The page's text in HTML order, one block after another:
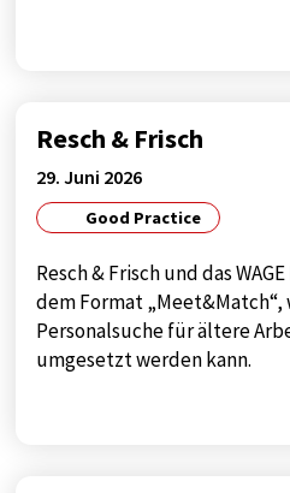
Resch & Frisch
29. Juni 2026
Good Practice
Resch & Frisch und das
dem Format
Personalsuche für ältere
umgesetzt werden kann.